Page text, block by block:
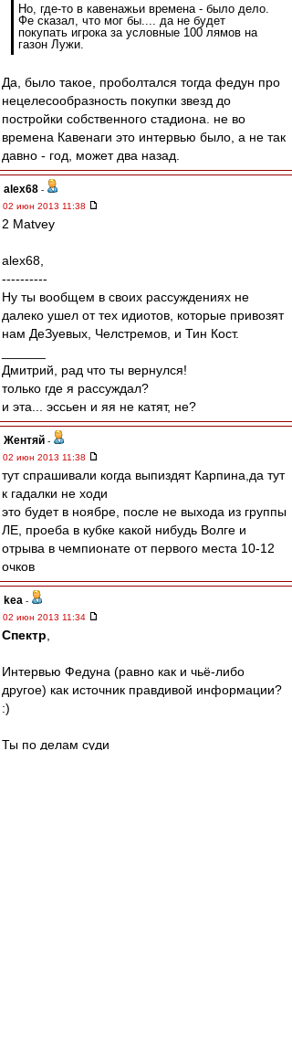
Но, где-то в кавенажьи времена - было дело.
Фе сказал, что мог бы.... да не будет
покупать игрока за условные 100 лямов на
газон Лужи.
Да, было такое, проболтался тогда федун про
нецелесообразность покупки звезд до
постройки собственного стадиона. не во
времена Кавенаги это интервью было, а не так
давно - год, может два назад.
alex68 -
02 июн 2013 11:38
2 Matvey
alex68,
----------
Ну ты вообщем в своих рассуждениях не
далеко ушел от тех идиотов, которые привозят
нам ДеЗуевых, Челстремов, и Тин Кост.
Дмитрий, рад что ты вернулся!
только где я рассуждал?
и эта... эссьен и яя не катят, не?
Жентяй -
02 июн 2013 11:38
тут спрашивали когда выпиздят Карпина,да тут
к гадалки не ходи
это будет в ноябре, после не выхода из группы
ЛЕ, проеба в кубке какой нибудь Волге и
отрыва в чемпионате от первого места 10-12
очков
kea -
02 июн 2013 11:34
Спектр
Интервью Федуна (равно как и чьё-либо
другое) как источник правдивой информации?
:)
Ты по делам суди